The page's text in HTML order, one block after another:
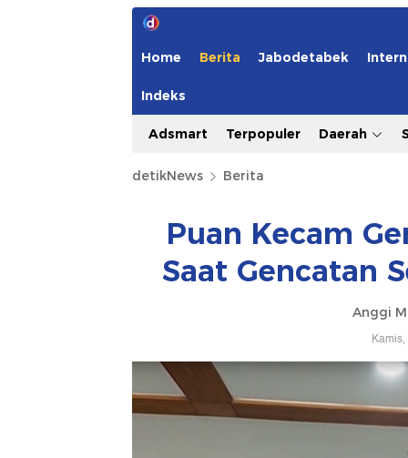
Home Berita Jabodetabek
Indeks
Adsmart Terpopuler Daerah
detikNews Berita
Puan Kecam
Saat Gencatan
Anggi